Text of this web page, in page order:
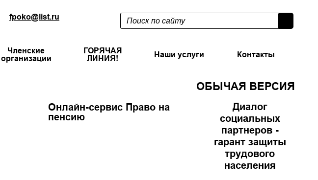
fpoko@list.ru
Членские
организации
ГОРЯЧАЯ
ЛИНИЯ!
Наши услуги Контакты
ОБЫЧАЯ ВЕРСИЯ
Онлайн-сервис Право на
пенсию
Диалог
социальных
партнеров -
гарант защиты
трудового
населения